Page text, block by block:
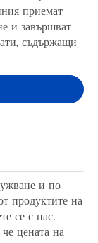
приемат
и завършват
съдържащи
и по
продуктите на
се с нас.
цената на